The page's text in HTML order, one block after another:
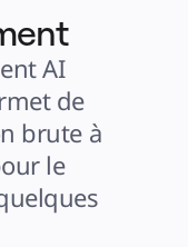
AI
de
brute à
le